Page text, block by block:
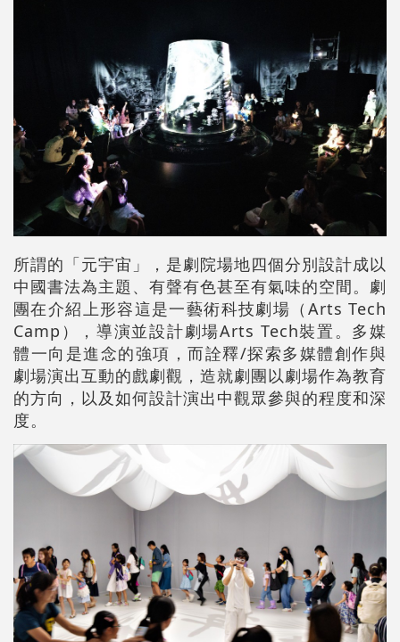
所謂的「元宇宙」，是劇院場地四個分別設計成以
中國書法為主題、有聲有色甚至有氣味的空間。劇
團在介紹上形容這是一藝術科技劇場（Arts Tech
Camp），導演並設計劇場Arts Tech裝置。多媒
體一向是進念的強項，而詮釋/探索多媒體創作與
劇場演出互動的戲劇觀，造就劇團以劇場作為教育
的方向，以及如何設計演出中觀眾參與的程度和深
度。